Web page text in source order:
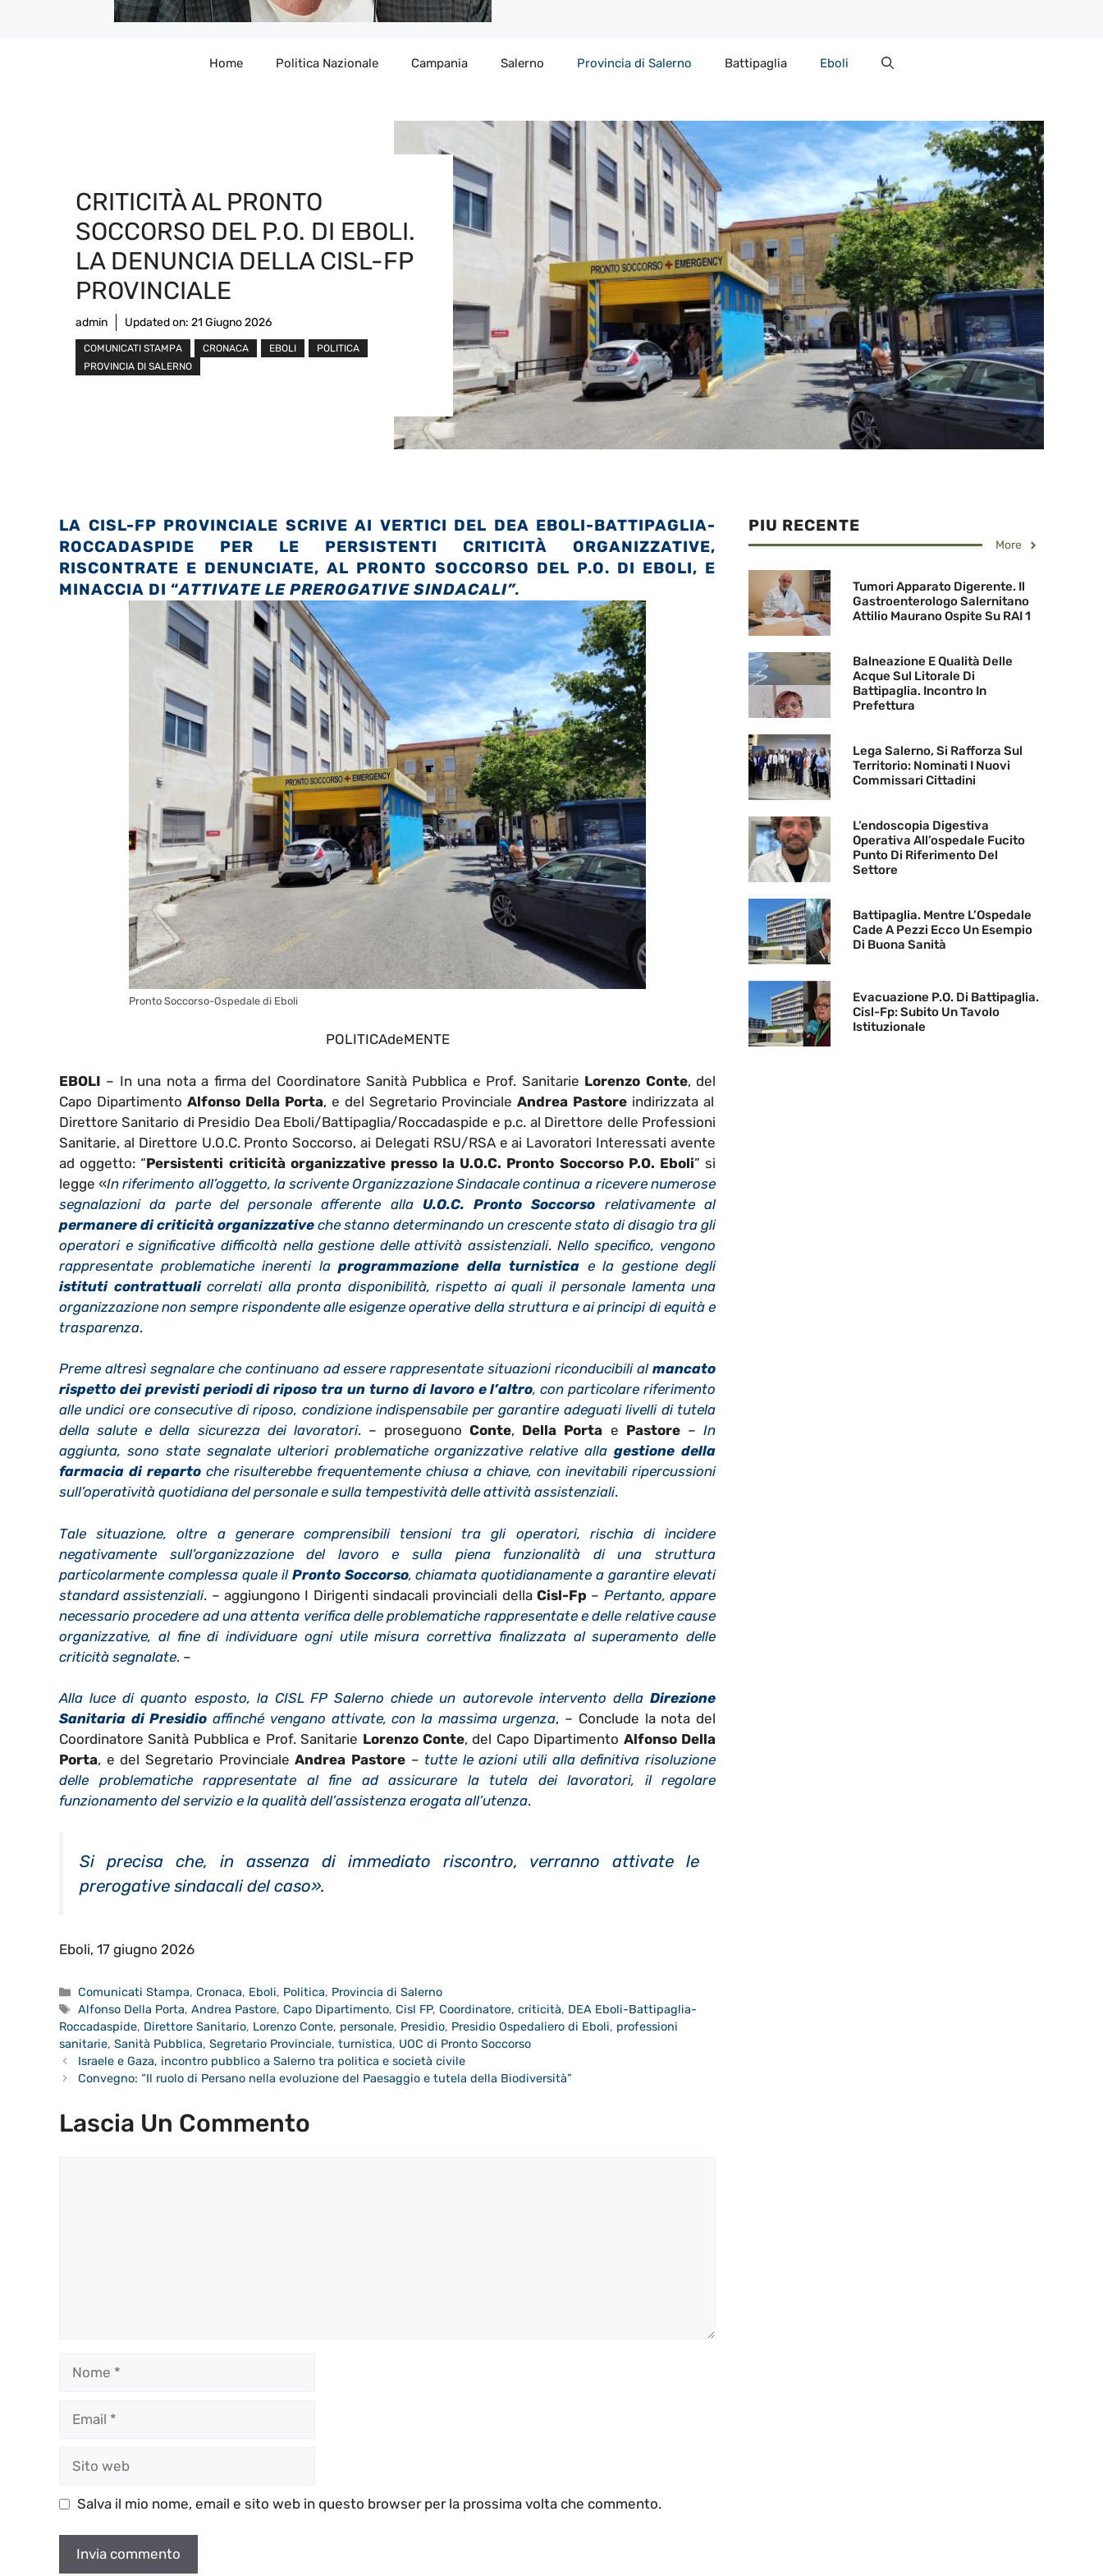
Home Politica Nazionale Campania Salerno Provincia di Salerno Battipaglia Eboli
CRITICITÀ AL PRONTO
SOCCORSO DEL P.O. DI EBOLI.
LA DENUNCIA DELLA CISL-FP
PROVINCIALE
admin Updated on: 21 Giugno 2026
COMUNICATI STAMPA CRONACA EBOLI
POLITICA
PROVINCIA DI SALERNO
LA CISL-FP PROVINCIALE SCRIVE AI VERTICI DEL DEA EBOLI-BATTIPAGLIA-
ROCCADASPIDE PER LE PERSISTENTI CRITICITÀ ORGANIZZATIVE,
RISCONTRATE E DENUNCIATE, AL PRONTO SOCCORSO DEL P.O. DI EBOLI, E
MINACCIA DI “ATTIVATE LE PREROGATIVE SINDACALI”.
Pronto Soccorso-Ospedale di Eboli
POLITICAdeMENTE
EBOLI – In una nota a firma del Coordinatore Sanità Pubblica e Prof. Sanitarie Lorenzo Conte, del
Capo Dipartimento Alfonso Della Porta, e del Segretario ProvincialeAndrea Pastore indirizzata al
Direttore Sanitario di Presidio Dea Eboli/Battipaglia/Roccadaspide e p.c. al Direttore delle Professioni
Sanitarie, al Direttore U.O.C. Pronto Soccorso, ai Delegati RSU/RSA e ai Lavoratori Interessati avente
ad oggetto: “Persistenti criticità organizzative presso la U.O.C. Pronto Soccorso P.O. Eboli” si
legge«In riferimento all’oggetto, la scrivente Organizzazione Sindacale continua a ricevere numerose
segnalazioni da parte del personale afferente alla U.O.C. Pronto Soccorso relativamente al
permanere di criticità organizzative che stanno determinando un crescente stato di disagio tra gli
operatori e significative difficoltà nella gestione delle attività assistenziali. Nello specifico, vengono
rappresentate problematiche inerenti la programmazione della turnistica e la gestione degli
istituti contrattualicorrelati alla pronta disponibilità, rispetto ai quali il personale lamenta una
organizzazione non sempre rispondente alle esigenze operative della struttura e ai principi di equità e
trasparenza.
Preme altresì segnalare che continuano ad essere rappresentate situazioni riconducibili al mancato
rispetto dei previsti periodi di riposo tra un turno di lavoro e l’altro, con particolare riferimento
alle undici ore consecutive di riposo, condizione indispensabile per garantire adeguati livelli di tutela
della salute e della sicurezza dei lavoratori. – proseguonoConte, Della Porta e Pastore–In
aggiunta, sono state segnalate ulteriori problematiche organizzative relative allagestione della
farmacia di reparto che risulterebbe frequentemente chiusa a chiave, con inevitabili ripercussioni
sull’operatività quotidiana del personale e sulla tempestività delle attività assistenziali.
Tale situazione, oltre a generare comprensibili tensioni tra gli operatori, rischia di incidere
negativamente sull’organizzazione del lavoro e sulla piena funzionalità di una struttura
particolarmente complessa quale il Pronto Soccorso, chiamata quotidianamente a garantire elevati
standard assistenziali. – aggiungono I Dirigenti sindacali provinciali dellaCisl-Fp – Pertanto, appare
necessario procedere ad una attenta verifica delle problematiche rappresentate e delle relative cause
organizzative, al fine di individuare ogni utile misura correttiva finalizzata al superamento delle
criticità segnalate. –
Alla luce di quanto esposto, la CISL FP Salerno chiede un autorevole intervento della Direzione
Sanitaria di Presidio affinché vengano attivate, con la massima urgenza, – Conclude la nota del
Coordinatore Sanità Pubblica e Prof. Sanitarie Lorenzo Conte, del Capo Dipartimento Alfonso Della
Porta, e del Segretario ProvincialeAndrea Pastore– tutte le azioni utili alla definitiva risoluzione
delle problematiche rappresentate al fine ad assicurare la tutela dei lavoratori, il regolare
funzionamento del servizio e la qualità dell’assistenza erogata all’utenza.
Si precisa che, in assenza di immediato riscontro, verranno attivate le
prerogative sindacali del caso».
Eboli, 17 giugno 2026
Categorie
Comunicati Stampa,Cronaca, Eboli, Politica, Provincia di Salerno
Tag
Alfonso Della Porta,Andrea Pastore,Capo Dipartimento,Cisl FP,Coordinatore,criticità, DEA Eboli-Battipaglia-
Roccadaspide, Direttore Sanitario, Lorenzo Conte, personale, Presidio, Presidio Ospedaliero di Eboli, professioni
sanitarie, Sanità Pubblica, Segretario Provinciale, turnistica, UOC di Pronto Soccorso
Israele e Gaza, incontro pubblico a Salerno tra politica e società civile
Convegno: “Il ruolo di Persano nella evoluzione del Paesaggio e tutela della Biodiversità”
Lascia Un Commento
web
Salva il mio nome, email e sito web in questo browser per la prossima volta che commento.
PIU RECENTE
More
Tumori Apparato Digerente. Il
Gastroenterologo Salernitano
Attilio Maurano Ospite Su RAI 1
Balneazione E Qualità Delle
Acque Sul Litorale Di
Battipaglia. Incontro In
Prefettura
Lega Salerno, Si Rafforza Sul
Territorio: Nominati I Nuovi
Commissari Cittadini
L’endoscopia Digestiva
Operativa All’ospedale Fucito
Punto Di Riferimento Del
Settore
Battipaglia. Mentre L’Ospedale
Cade A Pezzi Ecco Un Esempio
Di Buona Sanità
Evacuazione P.O. Di Battipaglia.
Cisl-Fp: Subito Un Tavolo
Istituzionale